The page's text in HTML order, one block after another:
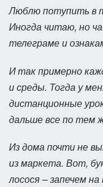
Люблю потупить в
Иногда читаю, но
телеграме и
И так примерно
и среды. Тогда у
дистанционные
дальше все по тем
Из дома почти не
из маркета. Вот,
лосося – запечем